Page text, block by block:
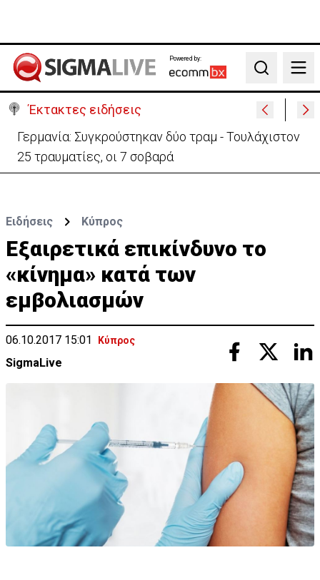
Powered by:
Search
Έκτακτες ειδήσεις
Γερμανία: Συγκρούστηκαν δύο τραμ - Τουλάχιστον
25 τραυματίες, οι 7 σοβαρά
Ειδήσεις Κύπρος
Εξαιρετικά επικίνδυνο το
«κίνημα» κατά των
εμβολιασμών
06.10.2017 15:01 Κύπρος
SigmaLive